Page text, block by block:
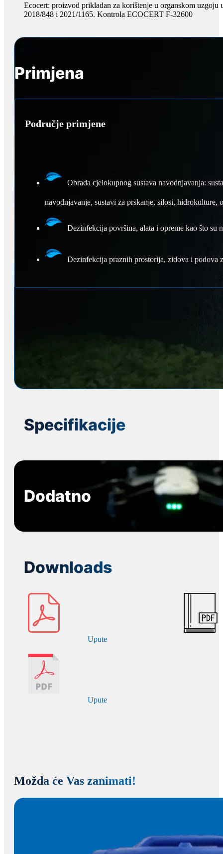
Ecocert: proizvod prikladan za korištenje u organskom uzgoju
2018/848 i 2021/1165. Kontrola ECOCERT F-32600
Primjena
Područje primjene
Obrada cjelokupnog sustava navodnjavanja:
navodnjavanje, sustavi za prskanje, silosi, hidrokulture,
Dezinfekcija površina, alata i opreme kao što su
Dezinfekcija praznih prostorija, zidova i podova
Specifikacije
Dodatno
Downloads
Upute
Upute
Možda će Vas zanimati!